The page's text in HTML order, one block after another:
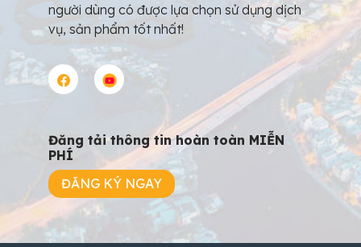
người dùng có được lựa chọn sử dụng dịch
vụ, sản phẩm tốt nhất!
Đăng tải thông tin hoàn toàn MIỄN
PHÍ
ĐĂNG KÝ NGAY